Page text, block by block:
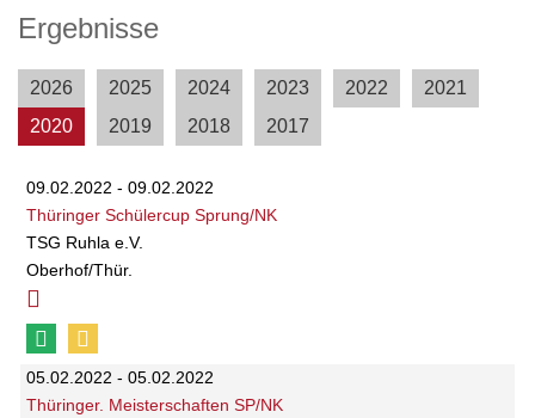
Ergebnisse
2026 2025 2024 2023 2022
2021
2020
2019 2018 2017
09.02.2022 - 09.02.2022
Thüringer Schülercup Sprung/NK
TSG Ruhla e.V.
Oberhof/Thür.
05.02.2022 - 05.02.2022
Thüringer. Meisterschaften SP/NK